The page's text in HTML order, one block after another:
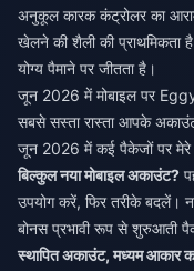
अनुकूल कारक कंट्रोलर का
खेलने की शैली की प्राथमिकता
योग्य पैमाने पर जीतता है।
जून 2026 में मोबाइल पर
सबसे सस्ता रास्ता आपके
जून 2026 में कई पैकेजों पर मेरे
बिल्कुल नया मोबाइल अकाउंट?
उपयोग करें, फिर तरीके बदलें।
बोनस प्रभावी रूप से
स्थापित अकाउंट, मध्यम